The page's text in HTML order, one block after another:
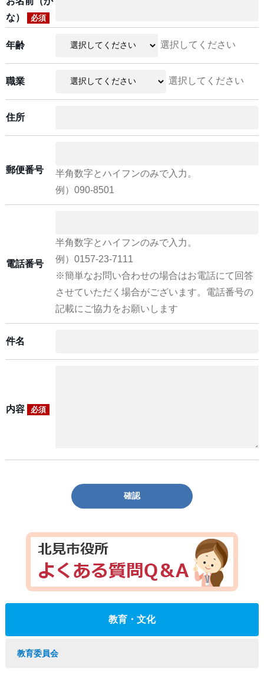
な）
必須
年齢 選択してください
職業 選択してください
住所
郵便番号
半角数字とハイフンのみで入力。
例）090-8501
電話番号
半角数字とハイフンのみで入力。
例）0157-23-7111
※簡単なお問い合わせの場合はお電話にて回答
させていただく場合がございます。電話番号の
記載にご協力をお願いします
件名
内容 必須
確認
教育・文化
教育委員会